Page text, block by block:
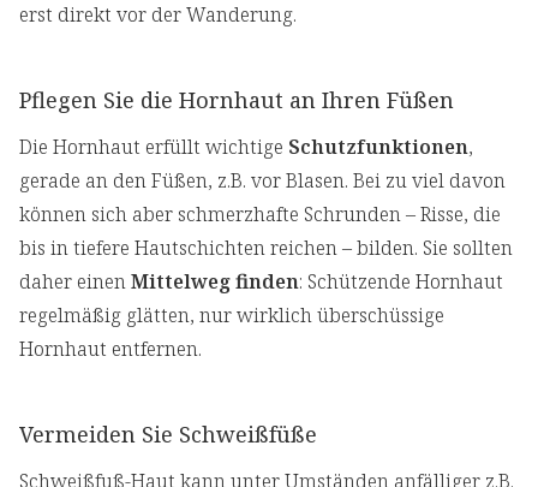
erst direkt vor der Wanderung.
Pflegen Sie die Hornhaut an Ihren Füßen
Die Hornhaut erfüllt wichtige Schutzfunktionen,
gerade an den Füßen, z.B. vor Blasen. Bei zu viel davon
können sich aber schmerzhafte Schrunden – Risse, die
bis in tiefere Hautschichten reichen – bilden. Sie sollten
daher einenMittelweg finden: Schützende Hornhaut
regelmäßig glätten, nur wirklich überschüssige
Hornhaut entfernen.
Vermeiden Sie Schweißfüße
Schweißfuß-Haut kann unter Umständen anfälliger z.B.